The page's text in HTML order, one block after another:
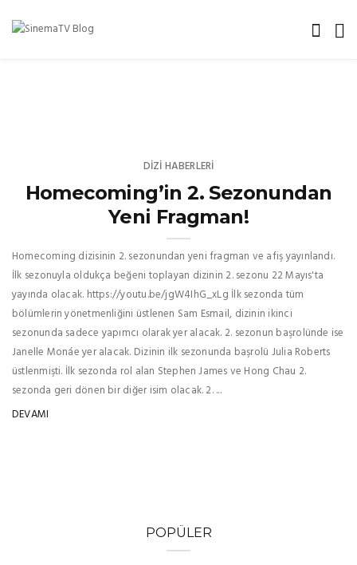
DIZI HABERLERI
Homecoming’in 2. Sezonundan
Yeni Fragman!
Homecoming dizisinin 2. sezonundan yeni fragman ve afiş yayınlandı.
İlk sezonuyla oldukça beğeni toplayan dizinin 2. sezonu 22 Mayıs'ta
yayında olacak. https://youtu.be/jgW4IhG_xLg İlk sezonda tüm
bölümlerin yönetmenliğini üstlenen Sam Esmail, dizinin ikinci
sezonunda sadece yapımcı olarak yer alacak. 2. sezonun başrolünde ise
Janelle Monáe yer alacak. Dizinin ilk sezonunda başrolü Julia Roberts
üstlenmişti. İlk sezonda rol alan Stephen James ve Hong Chau 2.
sezonda geri dönen bir diğer isim olacak. 2. ...
DEVAMI
POPÜLER